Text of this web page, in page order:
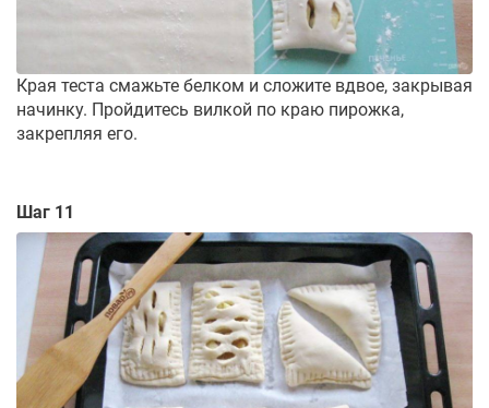
Края теста смажьте белком и сложите вдвое, закрывая
начинку. Пройдитесь вилкой по краю пирожка,
закрепляя его.
Шаг 11